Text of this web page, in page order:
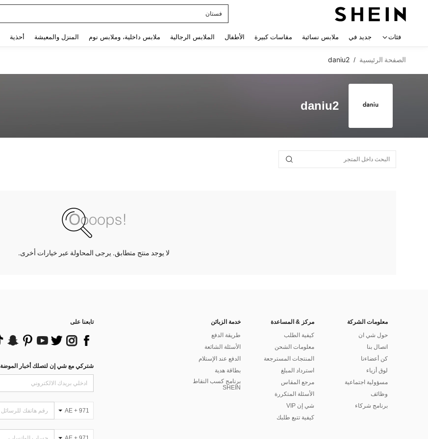
فستان
فئات جديد في ملابس نسائية مقاسات كبيرة الأطفال الملابس الرجالية ملابس داخلية، وملابس نوم المنزل والمعيشة أحذية
الصفحة الرئيسية /
daniu2
daniu2
لا يوجد منتج متطابق. يرجى المحاولة عبر خيارات أخرى.
معلومات الشركة
حول شي ان
اتصال بنا
كن أعضاءنا
لوق أزياء
مسؤولية اجتماعية
وظائف
برنامج شركاء
مركز & المساعدة
كيفية الطلب
معلومات الشحن
المنتجات المسترجعة
استرداد المبلغ
مرجع المقاس
الأسئلة المتكررة
شي إن VIP
كيفية تتبع طلبك
خدمة الزبائن
طريقة الدفع
الأسئلة الشائعة
الدفع عند الإستلام
بطاقة هدية
برنامج كسب النقاط
SHEIN
تابعنا على
شتركي مع شي إن لتصلك أخبار الموضة
AE + 971